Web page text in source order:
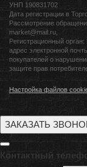
УНП 190831702
Дата регистрации в
Рассмотрение
market@mail.ru,
Регистрационный
адрес электронной
покупателей о
защите прав
Настройка файлов
ЗАКАЗАТЬ
Контактный